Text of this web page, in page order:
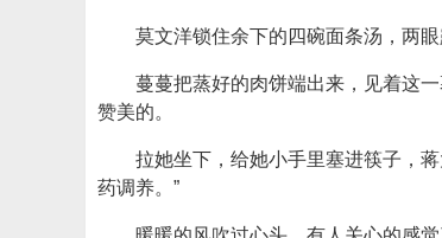
莫文洋锁住余下的四碗面条汤，两
蔓蔓把蒸好的肉饼端出来，见着这
赞美的。
拉她坐下，给她小手里塞进筷子，
药调养。”